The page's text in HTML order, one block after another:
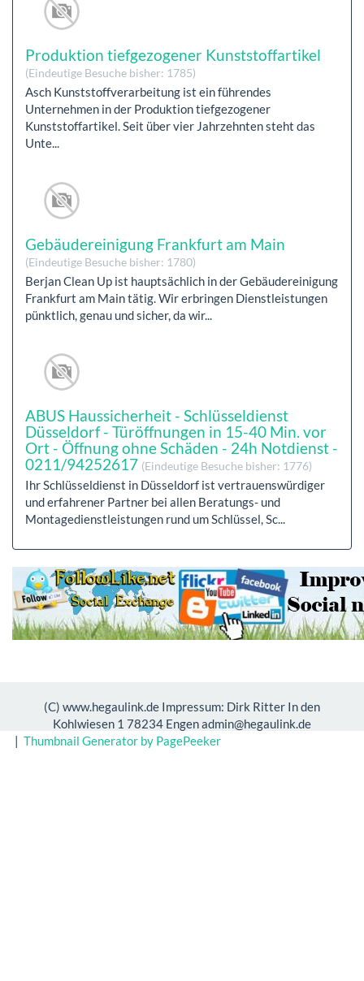
Produktion tiefgezogener Kunststoffartikel
(Eindeutige Besuche bisher: 1785)
Asch Kunststoffverarbeitung ist ein führendes
Unternehmen in der Produktion tiefgezogener
Kunststoffartikel. Seit über vier Jahrzehnten steht das
Unte...
Gebäudereinigung Frankfurt am Main
(Eindeutige Besuche bisher: 1780)
Berjan Clean Up ist hauptsächlich in der Gebäudereinigung
Frankfurt am Main tätig. Wir erbringen Dienstleistungen
pünktlich, genau und sicher, da wir...
ABUS Haussicherheit - Schlüsseldienst
Düsseldorf - Türöffnungen in 15-40 Min. vor
Ort - Öffnung ohne Schäden - 24h Notdienst -
0211/94252617 (Eindeutige Besuche bisher: 1776)
Ihr Schlüsseldienst in Düsseldorf ist vertrauenswürdiger
und erfahrener Partner bei allen Beratungs- und
Montagedienstleistungen rund um Schlüssel, Sc...
(C) www.hegaulink.de Impressum: Dirk Ritter In den
Kohlwiesen 1 78234 Engen admin@hegaulink.de
| Thumbnail Generator by PagePeeker